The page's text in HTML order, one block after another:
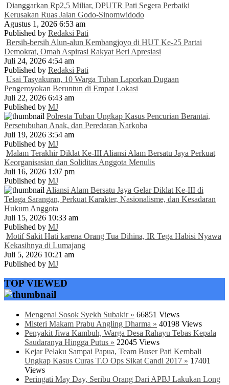
Dianggarkan Rp2,5 Miliar, DPUTR Pati Segera Perbaiki
Kerusakan Ruas Jalan Godo-Sinomwidodo
Agustus 1, 2026 6:53 am
Published by Redaksi Pati
Bersih-bersih Alun-alun Kembangjoyo di HUT Ke-25 Partai
Demokrat, Omah Aspirasi Rakyat Beri Apresiasi
Juli 24, 2026 4:54 am
Published by Redaksi Pati
Usai Tasyakuran, 10 Warga Tuban Laporkan Dugaan
Pengeroyokan Beruntun di Empat Lokasi
Juli 22, 2026 6:43 am
Published by MJ
Polresta Tuban Ungkap Kasus Pencurian Berantai,
Persetubuhan Anak, dan Peredaran Narkoba
Juli 19, 2026 3:54 am
Published by MJ
Malam Terakhir Diklat Ke-III Aliansi Alam Bersatu Jaya Perkuat
Keorganisasian dan Soliditas Anggota Menulis
Juli 16, 2026 1:07 pm
Published by MJ
Aliansi Alam Bersatu Jaya Gelar Diklat Ke-III di
Telaga Sarangan, Perkuat Karakter, Nasionalisme, dan Kesadaran
Hukum Anggota
Juli 15, 2026 10:33 am
Published by MJ
Motif Sakit Hati karena Orang Tua Dihina, IR Tega Habisi Nyawa
Kekasihnya di Lumajang
Juli 5, 2026 10:21 am
Published by MJ
TOP VIEWED
Mengenal Sosok Syekh Subakir » 66851 Views
Misteri Makam Prabu Angling Dharma » 40198 Views
Penyakit Jiwa Kambuh, Warga Desa Rahayu Tebas Kepala
Saudaranya Hingga Putus » 22045 Views
Kejar Pelaku Sampai Papua, Team Buser Pati Kembali
Ungkap Kasus Curas T.O Ops Sikat Candi 2017 » 17401
Views
Peringati May Day, Seribu Orang Dari APBJ Lakukan Long